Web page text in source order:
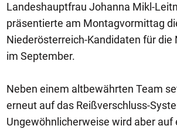
Landeshauptfrau Johanna Mikl-
präsentierte am Montagvormittag
Niederösterreich-Kandidaten für die
im September.
Neben einem altbewährten Team
erneut auf das Reißverschluss-
Ungewöhnlicherweise wird aber auf